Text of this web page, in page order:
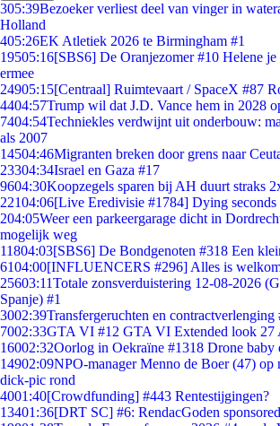
305:39Bezoeker verliest deel van vinger in
Holland
405:26EK Atletiek 2026 te Birmingham #1
19505:16[SBS6] De Oranjezomer #10 Helene je
ermee
24905:15[Centraal] Ruimtevaart / SpaceX #87
4404:57Trump wil dat J.D. Vance hem in 2028
7404:54Techniekles verdwijnt uit onderbouw:
als 2007
14504:46Migranten breken door grens naar
23304:34Israel en Gaza #17
9604:30Koopzegels sparen bij AH duurt straks
22104:06[Live Eredivisie #1784] Dying seconds
204:05Weer een parkeergarage dicht in
mogelijk weg
11804:03[SBS6] De Bondgenoten #318 Een
6104:00[INFLUENCERS #296] Alles is
25603:11Totale zonsverduistering 12-08-2026
Spanje) #1
3002:39Transfergeruchten en contractverlenging
7002:33GTA VI #12 GTA VI Extended look 27
16002:32Oorlog in Oekraïne #1318 Drone baby
14902:09NPO-manager Menno de Boer (47) op
dick-pic rond
4001:40[Crowdfunding] #443 Rentestijgingen?
13401:36[DRT SC] #6: RendacGoden